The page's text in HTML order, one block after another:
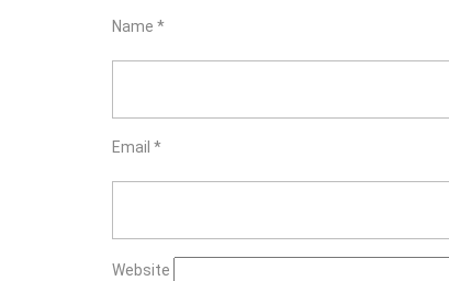
Name *
Email *
Website